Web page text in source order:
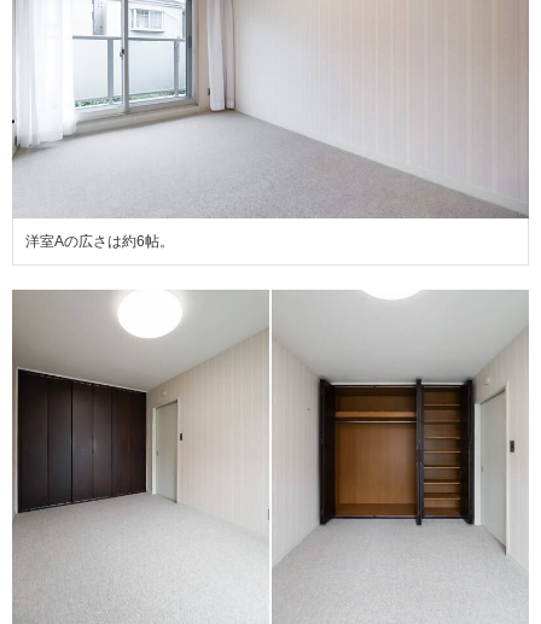
洋室Aの広さは約6帖。